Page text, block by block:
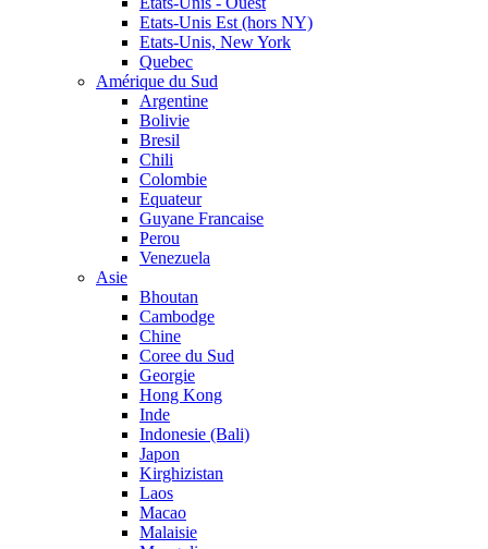
Etats-Unis Est (hors NY)
Etats-Unis, New York
Quebec
Amérique du Sud
Argentine
Bolivie
Bresil
Chili
Colombie
Equateur
Guyane Francaise
Perou
Venezuela
Asie
Bhoutan
Cambodge
Chine
Coree du Sud
Georgie
Hong Kong
Inde
Indonesie (Bali)
Japon
Kirghizistan
Laos
Macao
Malaisie